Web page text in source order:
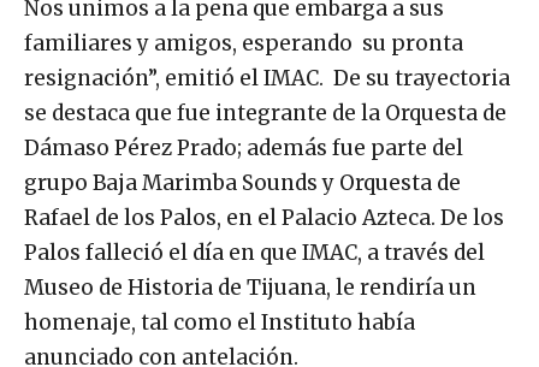
Nos unimos a la pena que embarga a sus
familiares y amigos, esperando su pronta
resignación”, emitió el IMAC. De su trayectoria
se destaca que fue integrante de la Orquesta de
Dámaso Pérez Prado; además fue parte del
grupo Baja Marimba Sounds y Orquesta de
Rafael de los Palos, en el Palacio Azteca. De los
Palos falleció el día en que IMAC, a través del
Museo de Historia de Tijuana, le rendiría un
homenaje, tal como el Instituto había